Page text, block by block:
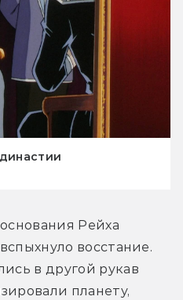
Рейха
восстание.
в другой рукав
планету,